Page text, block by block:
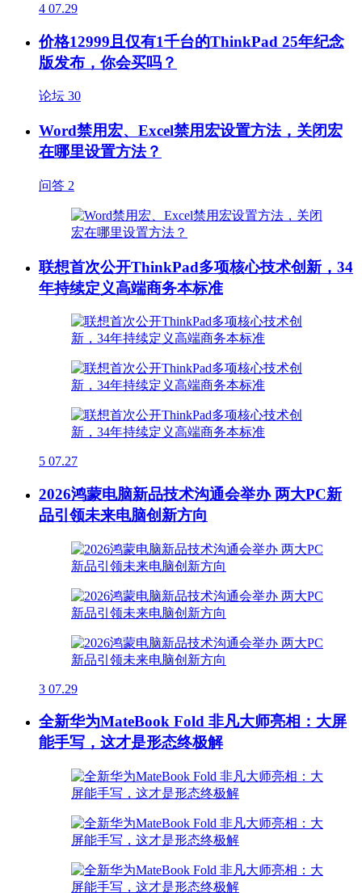
4 07.29
价格12999且仅有1千台的ThinkPad 25年纪念
版发布，你会买吗？
论坛 30
Word禁用宏、Excel禁用宏设置方法，关闭宏
在哪里设置方法？
问答 2
联想首次公开ThinkPad多项核心技术创新，34
年持续定义高端商务本标准
5 07.27
2026鸿蒙电脑新品技术沟通会举办 两大PC新
品引领未来电脑创新方向
3 07.29
全新华为MateBook Fold 非凡大师亮相：大屏
能手写，这才是形态终极解